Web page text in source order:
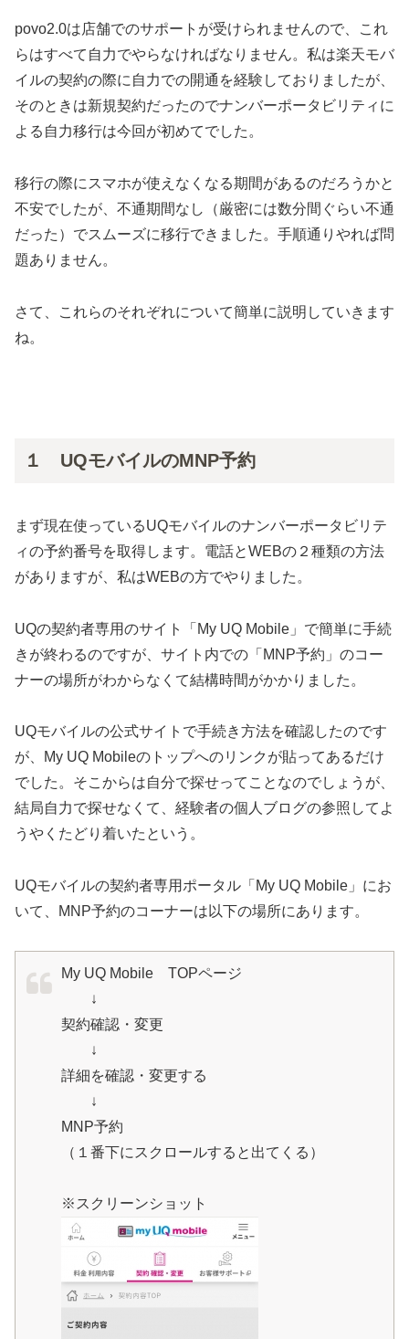
povo2.0は店舗でのサポートが受けられませんので、これ
らはすべて自力でやらなければなりません。私は楽天モバ
イルの契約の際に自力での開通を経験しておりましたが、
そのときは新規契約だったのでナンバーポータビリティに
よる自力移行は今回が初めてでした。
移行の際にスマホが使えなくなる期間があるのだろうかと
不安でしたが、不通期間なし（厳密には数分間ぐらい不通
だった）でスムーズに移行できました。手順通りやれば問
題ありません。
さて、これらのそれぞれについて簡単に説明していきます
ね。
１ UQモバイルのMNP予約
まず現在使っているUQモバイルのナンバーポータビリテ
ィの予約番号を取得します。電話とWEBの２種類の方法
がありますが、私はWEBの方でやりました。
UQの契約者専用のサイト「My UQ Mobile」で簡単に手続
きが終わるのですが、サイト内での「MNP予約」のコー
ナーの場所がわからなくて結構時間がかかりました。
UQモバイルの公式サイトで手続き方法を確認したのです
が、My UQ Mobileのトップへのリンクが貼ってあるだけ
でした。そこからは自分で探せってことなのでしょうが、
結局自力で探せなくて、経験者の個人ブログの参照してよ
うやくたどり着いたという。
UQモバイルの契約者専用ポータル「My UQ Mobile」にお
いて、MNP予約のコーナーは以下の場所にあります。
My UQ Mobile TOPページ
↓
契約確認・変更
↓
詳細を確認・変更する
↓
MNP予約
（１番下にスクロールすると出てくる）
※スクリーンショット